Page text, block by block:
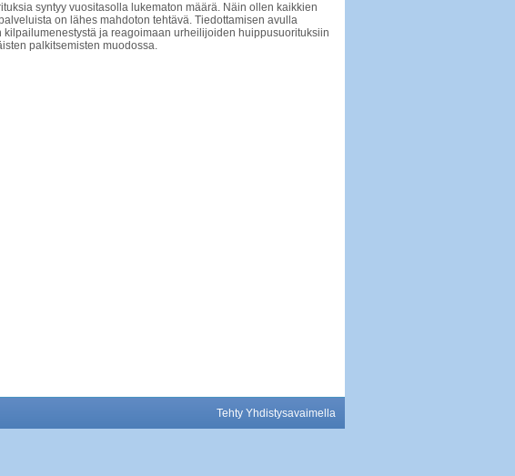
syntyy vuositasolla lukematon määrä. Näin ollen kaikkien
on lähes mahdoton tehtävä. Tiedottamisen avulla
ja reagoimaan urheilijoiden huippusuorituksiin
palkitsemisten muodossa.
Tehty Yhdistysavaimella